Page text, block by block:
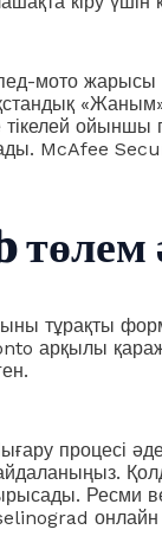
мото
ойыншы
McAfee
тұрақты
conto арқылы
процесі
Ресми
онлайн